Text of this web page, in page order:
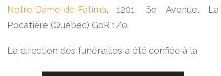
Notre-Dame-de-Fatima, 1201, 6e Avenue, La
Pocatière (Québec) G0R 1Z0.
La direction des funérailles a été confiée à la